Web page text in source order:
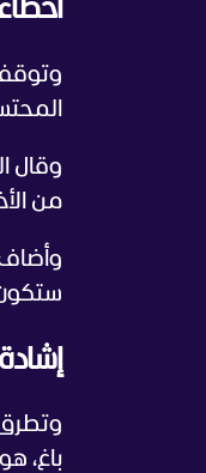
وقال
من
باغ، هو